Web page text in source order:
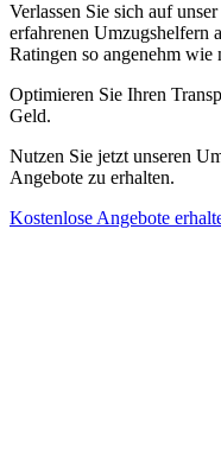
Verlassen Sie sich auf unser
erfahrenen Umzugshelfern
Ratingen so angenehm wie
Optimieren Sie Ihren
Geld.
Nutzen Sie jetzt unseren
Angebote zu erhalten.
Kostenlose Angebote